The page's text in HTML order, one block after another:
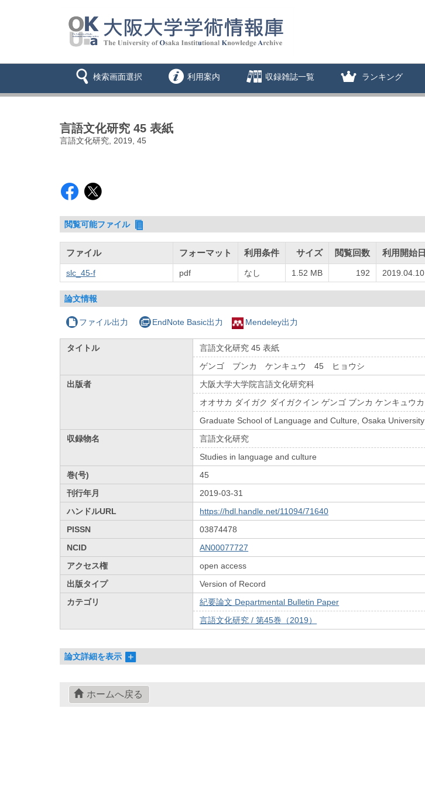
検索画面選択 利用案内 収録雑誌一覧 ランキング
言語文化研究 45 表紙
言語文化研究, 2019, 45
閲覧可能ファイル
ファイル フォーマット 利用条件 サイズ 閲覧回数 利用開始日
slc_45-f pdf なし 1.52 MB 192 2019.04.10
論文情報
ファイル出力 EndNote Basic出力 Mendeley出力
タイトル
言語文化研究 45 表紙
ゲンゴ ブンカ ケンキュウ 45 ヒョウシ
出版者
大阪大学大学院言語文化研究科
オオサカ ダイガク ダイガクイン ゲンゴ ブンカ ケンキュウカ
Graduate School of Language and Culture, Osaka University
収録物名
言語文化研究
Studies in language and culture
巻(号)
45
刊行年月
2019-03-31
ハンドルURL
https://hdl.handle.net/11094/71640
PISSN
03874478
NCID
AN00077727
アクセス権
open access
出版タイプ
Version of Record
カテゴリ
紀要論文 Departmental Bulletin Paper
言語文化研究 / 第45巻（2019）
論文詳細を表示
ホームへ戻る